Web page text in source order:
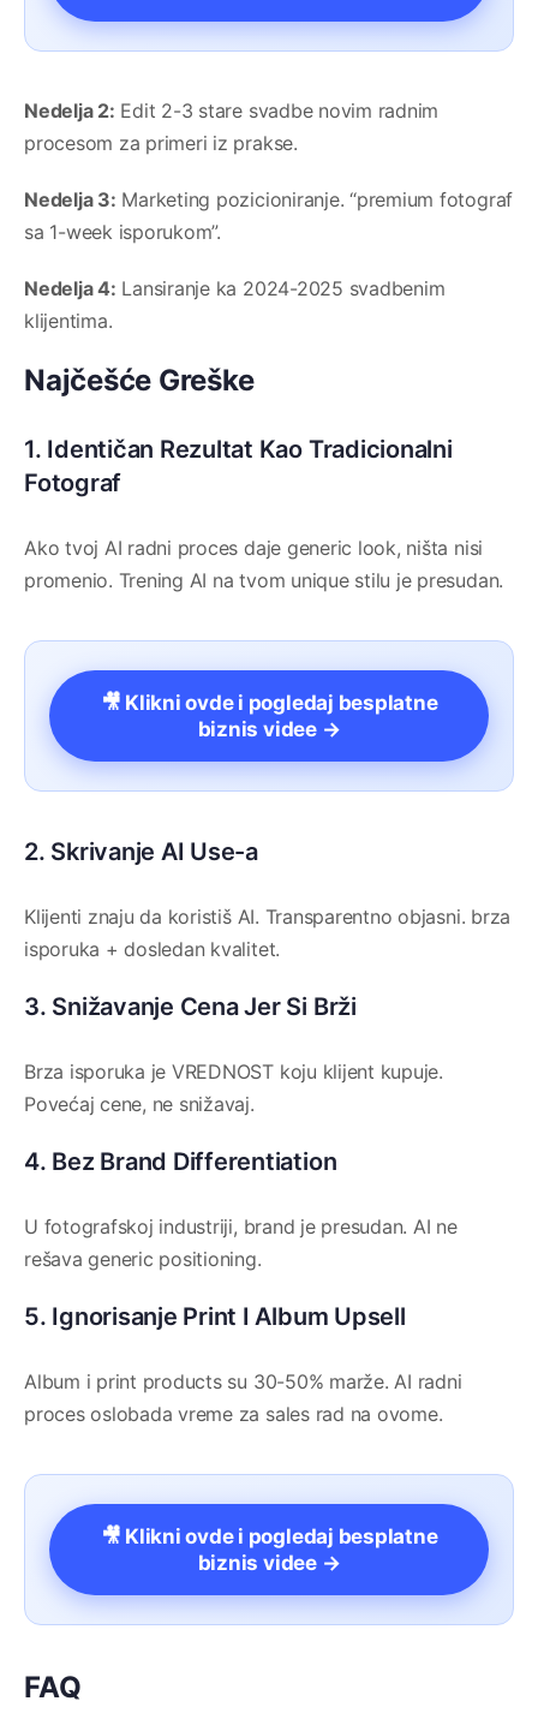
Nedelja 2: Edit 2-3 stare svadbe novim radnim
procesom za primeri iz prakse.
Nedelja 3: Marketing pozicioniranje. “premium fotograf
sa 1-week isporukom”.
Nedelja 4: Lansiranje ka 2024-2025 svadbenim
klijentima.
Najčešće Greške
1. Identičan Rezultat Kao Tradicionalni
Fotograf
Ako tvoj AI radni proces daje generic look, ništa nisi
promenio. Trening AI na tvom unique stilu je presudan.
🎥 Klikni ovde i pogledaj besplatne
biznis videe →
2. Skrivanje AI Use-a
Klijenti znaju da koristiš AI. Transparentno objasni. brza
isporuka + dosledan kvalitet.
3. Snižavanje Cena Jer Si Brži
Brza isporuka je VREDNOST koju klijent kupuje.
Povećaj cene, ne snižavaj.
4. Bez Brand Differentiation
U fotografskoj industriji, brand je presudan. AI ne
rešava generic positioning.
5. Ignorisanje Print I Album Upsell
Album i print products su 30-50% marže. AI radni
proces oslobada vreme za sales rad na ovome.
🎥 Klikni ovde i pogledaj besplatne
biznis videe →
FAQ